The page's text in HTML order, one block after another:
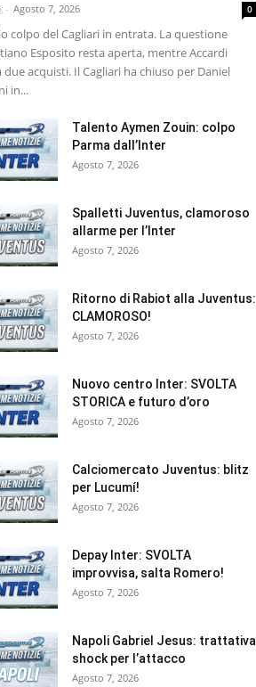
- Agosto 7, 2026 0
colpo del Cagliari in entrata. La questione
Esposito resta aperta, mentre Accardi
due acquisti. Il Cagliari ha chiuso per Daniel
in...
Talento Aymen Zouin: colpo
Parma dall’Inter
Agosto 7, 2026
Spalletti Juventus, clamoroso
allarme per l’Inter
Agosto 7, 2026
Ritorno di Rabiot alla Juventus:
CLAMOROSO!
Agosto 7, 2026
Nuovo centro Inter: SVOLTA
STORICA e futuro d’oro
Agosto 7, 2026
Calciomercato Juventus: blitz
per Lucumí!
Agosto 7, 2026
Depay Inter: SVOLTA
improvvisa, salta Romero!
Agosto 7, 2026
Napoli Gabriel Jesus: trattativa
shock per l’attacco
Agosto 7, 2026